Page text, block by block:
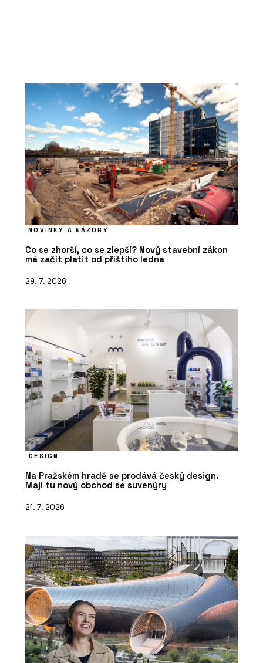
NOVINKY A NÁZORY
Co se zhorší, co se zlepší? Nový stavební zákon
má začít platit od příštího ledna
29. 7. 2026
DESIGN
Na Pražském hradě se prodává český design.
Mají tu nový obchod se suvenýry
21. 7. 2026